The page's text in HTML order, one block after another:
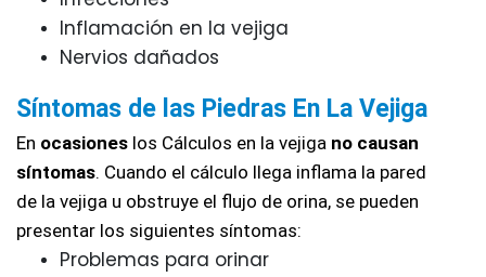
Inflamación en la vejiga
Nervios dañados
Síntomas de las Piedras En La Vejiga
En ocasiones los Cálculos en la vejiga no causan
síntomas. Cuando el cálculo llega inflama la pared
de la vejiga u obstruye el flujo de orina, se pueden
presentar los siguientes síntomas:
Problemas para orinar